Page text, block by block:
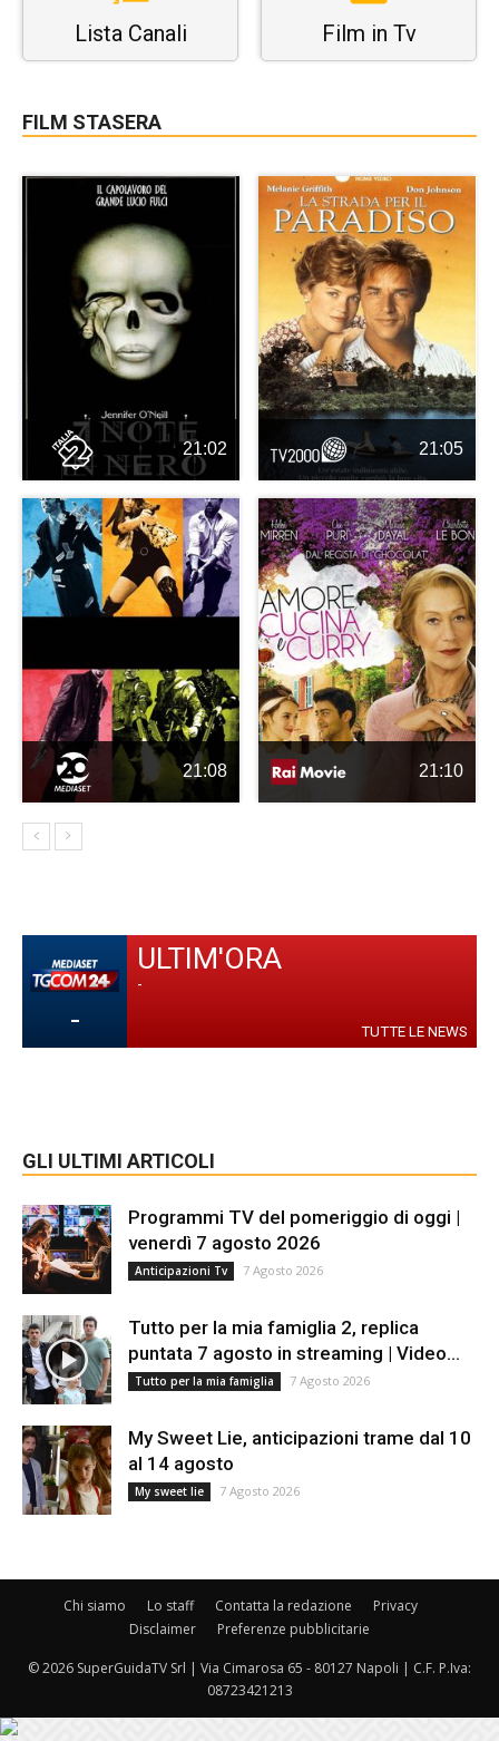
Lista Canali Film in Tv
FILM STASERA
21:02 21:05
21:08 21:10
-
ULTIM'ORA
-
TUTTE LE NEWS
GLI ULTIMI ARTICOLI
Programmi TV del pomeriggio di oggi |
venerdì 7 agosto 2026
Anticipazioni Tv 7 Agosto 2026
Tutto per la mia famiglia 2, replica
puntata 7 agosto in streaming | Video...
Tutto per la mia famiglia 7 Agosto 2026
My Sweet Lie, anticipazioni trame dal 10
al 14 agosto
My sweet lie 7 Agosto 2026
Chi siamo Lo staff Contatta la redazione
Privacy
Disclaimer
Preferenze pubblicitarie
© 2026 SuperGuidaTV Srl | Via Cimarosa 65 - 80127 Napoli | C.F. P.Iva:
08723421213